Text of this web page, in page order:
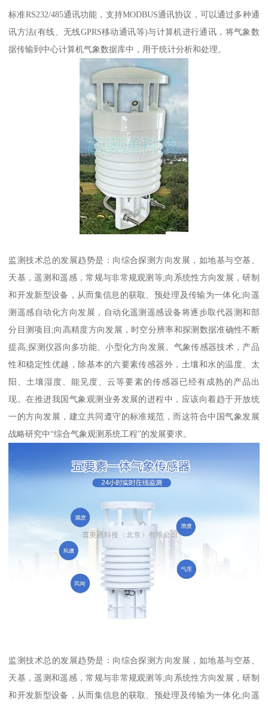
标准RS232/485通讯功能，支持MODBUS通讯协议，可以通过多种通
讯方法(有线、无线GPRS移动通讯等)与计算机进行通讯，将气象数
据传输到中心计算机气象数据库中，用于统计分析和处理。
监测技术总的发展趋势是：向综合探测方向发展，如地基与空基、
天基，遥测和遥感，常规与非常规观测等;向系统性方向发展，研制
和开发新型设备，从而集信息的获取、预处理及传输为一体化;向遥
测遥感自动化方向发展，自动化遥测遥感设备将逐步取代器测和部
分目测项目;向高精度方向发展，时空分辨率和探测数据准确性不断
提高;探测仪器向多功能、小型化方向发展。气象传感器技术，产品
性和稳定性优越，除基本的六要素传感器外，土壤和水的温度、太
阳、土壤湿度、能见度、云等要素的传感器已经有成熟的产品出
现。在推进我国气象观测业务发展的进程中，应该向着趋于开放统
一的方向发展，建立共同遵守的标准规范，而这符合中国气象发展
战略研究中“综合气象观测系统工程”的发展要求。
监测技术总的发展趋势是：向综合探测方向发展，如地基与空基、
天基，遥测和遥感，常规与非常规观测等;向系统性方向发展，研制
和开发新型设备，从而集信息的获取、预处理及传输为一体化;向遥